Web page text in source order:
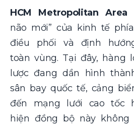
HCM Metropolitan Area
não mới” của kinh tế
điều phối và định
toàn vùng. Tại đây, hàng
lược đang dần hình
sân bay quốc tế, cảng
đến mạng lưới cao tốc
hiện đồng bộ này